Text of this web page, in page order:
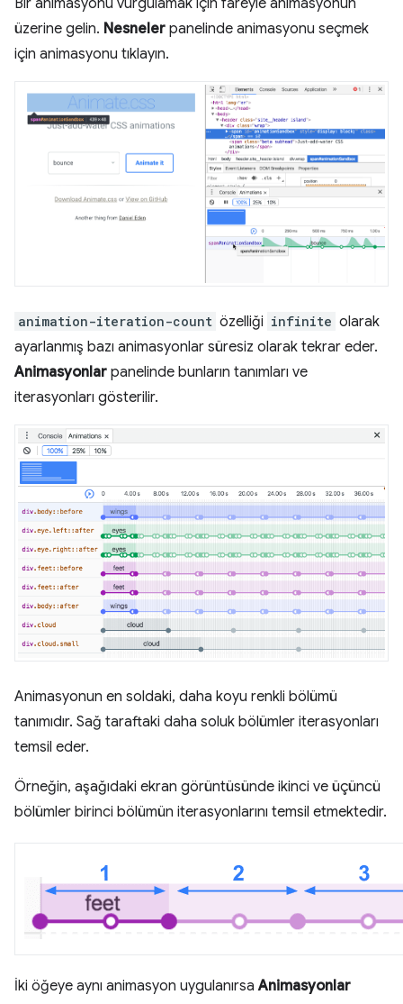
üzerine gelin. Nesneler panelinde animasyonu seçmek
için animasyonu tıklayın.
animation-iteration-count özelliği infinite olarak
ayarlanmış bazı animasyonlar süresiz olarak tekrar eder.
Animasyonlar panelinde bunların tanımları ve
iterasyonları gösterilir.
Animasyonun en soldaki, daha koyu renkli bölümü
tanımıdır. Sağ taraftaki daha soluk bölümler iterasyonları
temsil eder.
Örneğin, aşağıdaki ekran görüntüsünde ikinci ve üçüncü
bölümler birinci bölümün iterasyonlarını temsil etmektedir.
İki öğeye aynı animasyon uygulanırsaAnimasyonlar